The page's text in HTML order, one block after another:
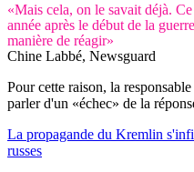
«Mais cela, on le savait déjà.
année après le début de la
manière de réagir»
Chine Labbé, Newsguard
Pour cette raison, la
parler d'un «échec» de la
La propagande du Kremlin
russes